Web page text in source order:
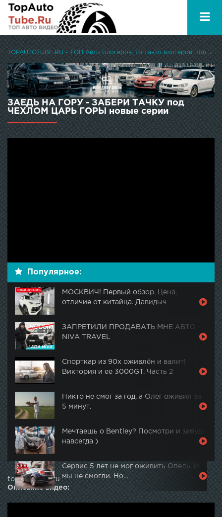
TOPAUTOTUBE.RU - ТОП Авто Блогеров, топ авто влогеров, топ авто ютуберов
ЗАЕДЬ НА ГОРУ - ЗАБЕРИ ТАЧКУ под
ЧЕХЛОМ ЦАРЬ ГОРЫ новые серии
Популярное:
МОСКВИЧ! Первый обзор. Цена,
отличие от китайца. Давидыч
ЗАПРЕТИЛИ ПРОДАВАТЬ МНЕ АВТО -
NIVA TRAVEL
Спорткар из 90х оживлён и валит!
Виктория и ее 3000GT. Часть 2
Никто не смог за год, а Олег оживил за
5 минут.
Мечтаешь о Bentley? Посмотри и забудь
навсегда )
Сервис 5 лет не мог оживить Опель. И
мы не смогли. Но…
topautotube.ru
Описание видео: